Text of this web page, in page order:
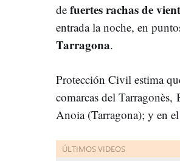
de fuertes rachas de
entrada la noche, en
Tarragona.
Protección Civil estima
comarcas del
Anoia (Tarragona); y en